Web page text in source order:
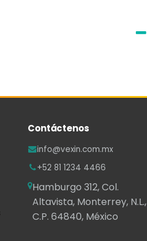
Contáctenos
info@vexin.com.mx
+52 81 1234 4466
Hamburgo 312, Col.
Altavista, Monterrey, N.L.,
C.P. 64840, México